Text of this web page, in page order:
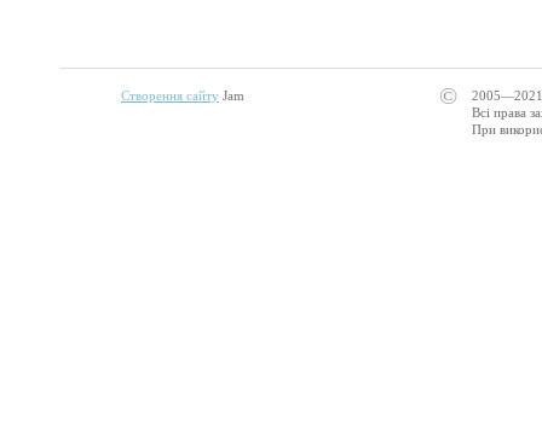
Створення сайту Jam ©
Всі права
При